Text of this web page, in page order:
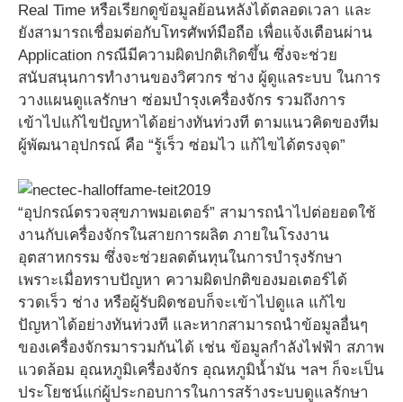
Real Time หรือเรียกดูข้อมูลย้อนหลังได้ตลอดเวลา และ
ยังสามารถเชื่อมต่อกับโทรศัพท์มือถือ เพื่อแจ้งเตือนผ่าน
Application กรณีมีความผิดปกติเกิดขึ้น ซึ่งจะช่วย
สนับสนุนการทำงานของวิศวกร ช่าง ผู้ดูแลระบบ ในการ
วางแผนดูแลรักษา ซ่อมบำรุงเครื่องจักร รวมถึงการ
เข้าไปแก้ไขปัญหาได้อย่างทันท่วงที ตามแนวคิดของทีม
ผู้พัฒนาอุปกรณ์ คือ “รู้เร็ว ซ่อมไว แก้ไขได้ตรงจุด”
“อุปกรณ์ตรวจสุขภาพมอเตอร์” สามารถนำไปต่อยอดใช้
งานกับเครื่องจักรในสายการผลิต ภายในโรงงาน
อุตสาหกรรม ซึ่งจะช่วยลดต้นทุนในการบำรุงรักษา
เพราะเมื่อทราบปัญหา ความผิดปกติของมอเตอร์ได้
รวดเร็ว ช่าง หรือผู้รับผิดชอบก็จะเข้าไปดูแล แก้ไข
ปัญหาได้อย่างทันท่วงที และหากสามารถนำข้อมูลอื่นๆ
ของเครื่องจักรมารวมกันได้ เช่น ข้อมูลกำลังไฟฟ้า สภาพ
แวดล้อม อุณหภูมิเครื่องจักร อุณหภูมิน้ำมัน ฯลฯ ก็จะเป็น
ประโยชน์แก่ผู้ประกอบการในการสร้างระบบดูแลรักษา